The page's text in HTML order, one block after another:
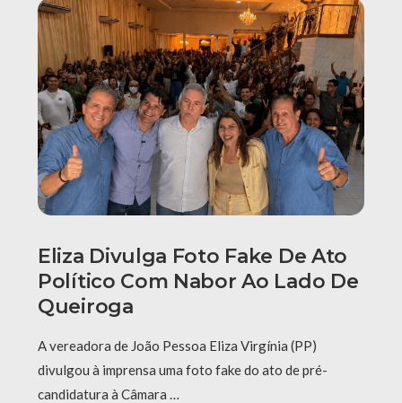
Eliza Divulga Foto Fake De Ato
Político Com Nabor Ao Lado De
Queiroga
A vereadora de João Pessoa Eliza Virgínia (PP)
divulgou à imprensa uma foto fake do ato de pré-
candidatura à Câmara …